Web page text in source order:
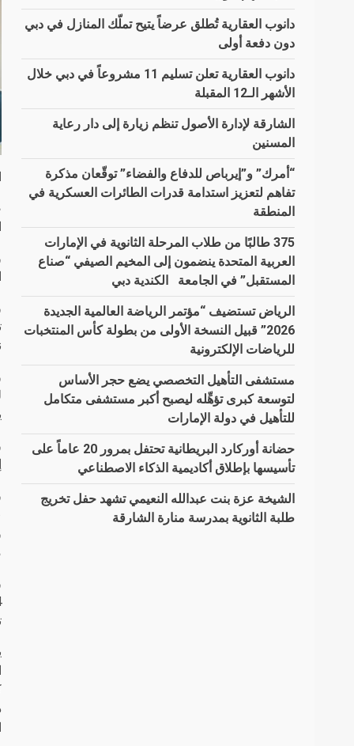
دانوب العقارية تُطلق عرضاً يتيح تملّك المنازل في دبي
دون دفعة أولى
دانوب العقارية تعلن تسليم 11 مشروعاً في دبي خلال
الأشهر الـ12 المقبلة
الشارقة لإدارة الأصول تنظم زيارة إلى دار رعاية
المسنين
“أمرك” و”إيرباص للدفاع والفضاء” توقّعان مذكرة
تفاهم لتعزيز استدامة قدرات الطائرات العسكرية في
المنطقة
375 طالبًا من طلاب المرحلة الثانوية في الإمارات
العربية المتحدة ينضمون إلى المخيم الصيفي “صناع
المستقبل” في الجامعة الكندية دبي
الرياض تستضيف “مؤتمر الرياضة العالمية الجديدة
2026” قبيل النسخة الأولى من بطولة كأس المنتخبات
للرياضات الإلكترونية
مستشفى التأهيل التخصصي يضع حجر الأساس
لتوسعة كبرى تؤهِّله ليصبح أكبر مستشفى متكامل
للتأهيل في دولة الإمارات
حضانة أوركارد البريطانية تحتفل بمرور 20 عاماً على
تأسيسها بإطلاق أكاديمية الذكاء الاصطناعي
الشيخة عزة بنت عبدالله النعيمي تشهد حفل تخريج
طلبة الثانوية بمدرسة منارة الشارقة